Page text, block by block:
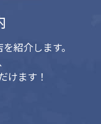
紹介します。
けます！